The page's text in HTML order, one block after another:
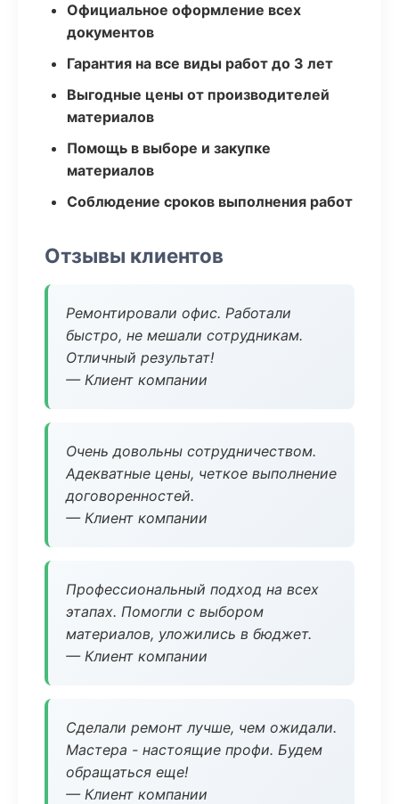
Официальное оформление всех
документов
Гарантия на все виды работ до 3 лет
Выгодные цены от производителей
материалов
Помощь в выборе и закупке
материалов
Соблюдение сроков выполнения работ
Отзывы клиентов
Ремонтировали офис. Работали
быстро, не мешали сотрудникам.
Отличный результат!
— Клиент компании
Очень довольны сотрудничеством.
Адекватные цены, четкое выполнение
договоренностей.
— Клиент компании
Профессиональный подход на всех
этапах. Помогли с выбором
материалов, уложились в бюджет.
— Клиент компании
Сделали ремонт лучше, чем ожидали.
Мастера - настоящие профи. Будем
обращаться еще!
— Клиент компании